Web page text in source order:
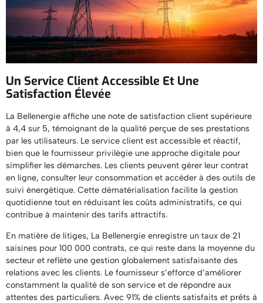
Un Service Client Accessible Et Une
Satisfaction Élevée
La Bellenergie affiche une note de satisfaction client supérieure
à 4,4 sur 5, témoignant de la qualité perçue de ses prestations
par les utilisateurs. Le service client est accessible et réactif,
bien que le fournisseur privilégie une approche digitale pour
simplifier les démarches. Les clients peuvent gérer leur contrat
en ligne, consulter leur consommation et accéder à des outils de
suivi énergétique. Cette dématérialisation facilite la gestion
quotidienne tout en réduisant les coûts administratifs, ce qui
contribue à maintenir des tarifs attractifs.
En matière de litiges, La Bellenergie enregistre un taux de 21
saisines pour 100 000 contrats, ce qui reste dans la moyenne du
secteur et reflète une gestion globalement satisfaisante des
relations avec les clients. Le fournisseur s’efforce d’améliorer
constamment la qualité de son service et de répondre aux
attentes des particuliers. Avec 91% de clients satisfaits et prêts à